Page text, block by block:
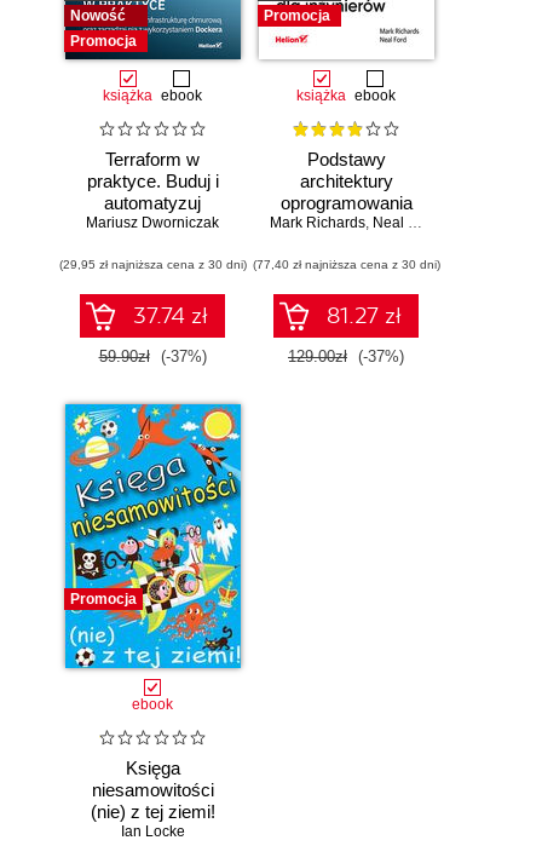
Nowość
Promocja
książka ebook
Terraform w
praktyce. Buduj i
automatyzuj
infrastrukturę
zarządzaj nią z
wykorzystaniem
Dockera
Mariusz Dworniczak
(29,95 zł najniższa cena z 30 dni)
37.74 zł
59.90zł (-37%)
Promocja
książka ebook
Podstawy
architektury
oprogramowania
dla inżynierów.
Mark Richards, Neal Ford
(77,40 zł najniższa cena z 30 dni)
81.27 zł
129.00zł (-37%)
Promocja
ebook
Księga
niesamowitości
(nie) z tej ziemi!
Księga faktów
Ian Locke